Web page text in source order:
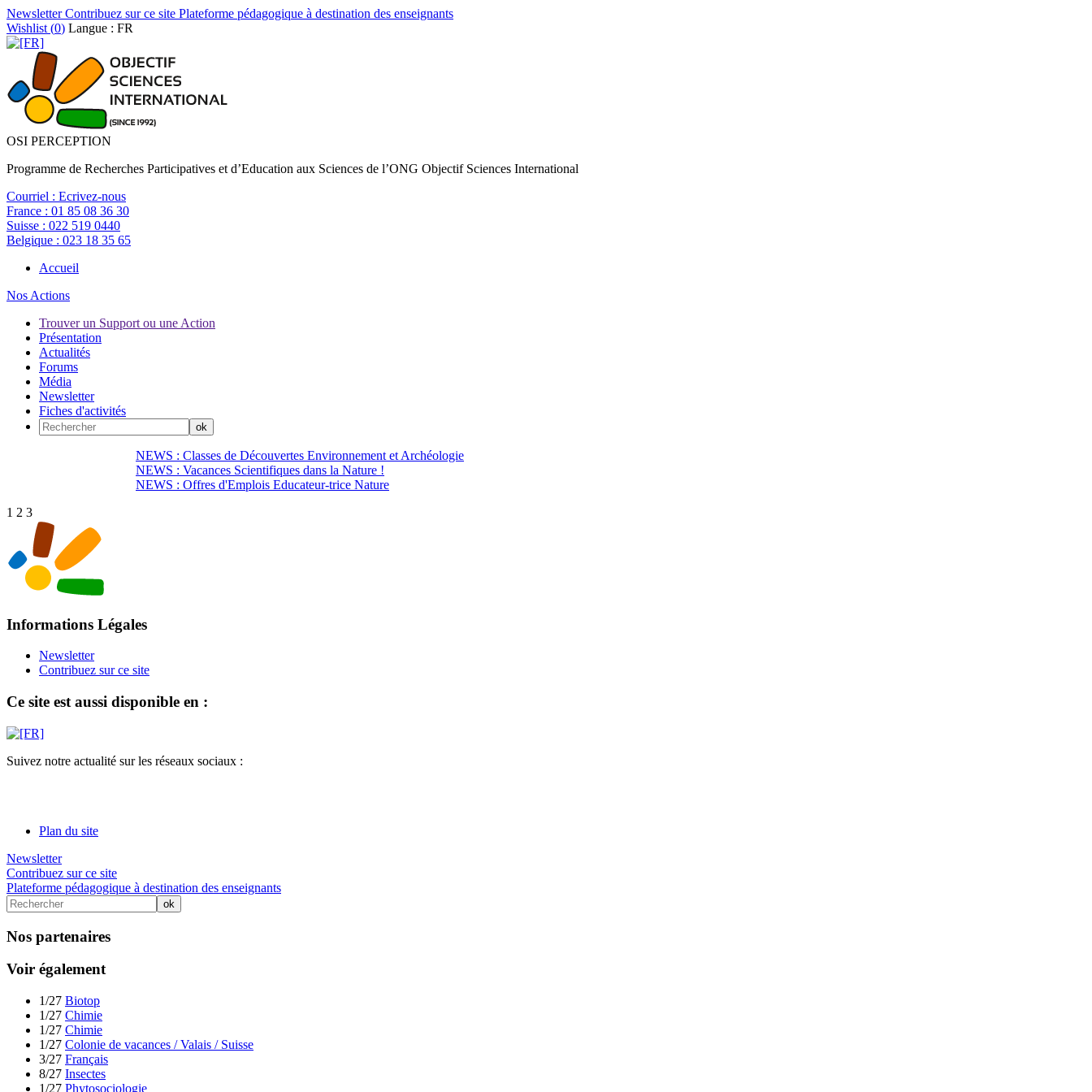
NewsletterContribuez sur ce site Plateforme pédagogique à destination des enseignants
Wishlist (0) Langue : FR
OSI PERCEPTION
Programme de Recherches Participatives et d’Education aux Sciences de l’ONG Objectif Sciences International
Courriel : Ecrivez-nous
France : 01 85 08 36 30
Suisse : 022 519 0440
Belgique : 023 18 35 65
Accueil
Nos Actions
Trouver un Support ou une Action
Présentation
Actualités
Forums
Média
Newsletter
Fiches d'activités
NEWS : Classes de Découvertes Environnement et Archéologie
NEWS : Vacances Scientifiques dans la Nature !
NEWS : Offres d'Emplois Educateur-trice Nature
1 2 3
Informations Légales
Newsletter
Contribuez sur ce site
Ce site est aussi disponible en :
Suivez notre actualité sur les réseaux sociaux :
Plan du site
Newsletter
Contribuez sur ce site
Plateforme pédagogique à destination des enseignants
Nos partenaires
Voir également
1/27 Biotop
1/27 Chimie
1/27 Chimie
1/27 Colonie de vacances / Valais / Suisse
3/27 Français
8/27 Insectes
1/27 Phytosociologie